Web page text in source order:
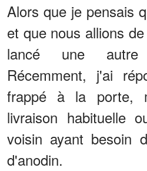
Alors que je pensais
et que nous allions
lancé une autre
Récemment, j'ai
frappé à la porte,
livraison habituelle
voisin ayant besoin
d'anodin.